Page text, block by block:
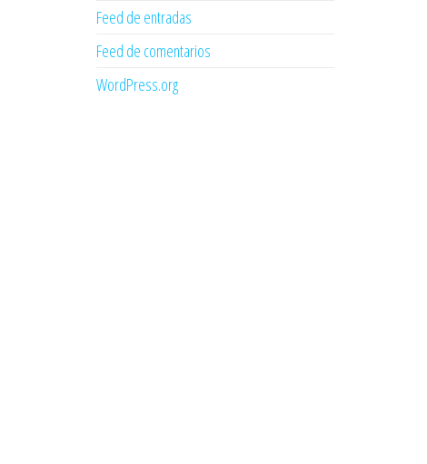
Feed de entradas
Feed de comentarios
WordPress.org